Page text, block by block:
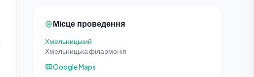
Місце проведення
Хмельницький
Хмельницька філармонія
Google Maps